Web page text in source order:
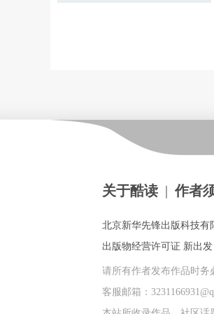
关于酷读 | 作者
北京新华先锋出版科技有
出版物经营许可证 新出
请所有作者发布作品时务
客服邮箱：